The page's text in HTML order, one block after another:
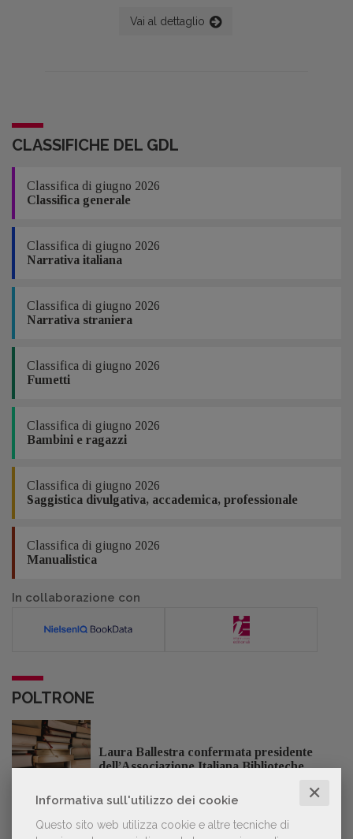
Informativa sull'utilizzo dei cookie ✕
Questo sito web utilizza cookie e altre tecniche di
questo segmento. Abbiamo parlato con
alcuni editori delle tendenze in atto nel
Vai al dettaglio
CLASSIFICHE DEL GDL
Classifica di giugno 2026
Classifica generale
Classifica di giugno 2026
Narrativa italiana
Classifica di giugno 2026
Narrativa straniera
Classifica di giugno 2026
Fumetti
Classifica di giugno 2026
Bambini e ragazzi
Classifica di giugno 2026
Saggistica divulgativa, accademica, professionale
Classifica di giugno 2026
Manualistica
In collaborazione con
POLTRONE
Laura Ballestra confermata presidente
dell’Associazione Italiana Biblioteche